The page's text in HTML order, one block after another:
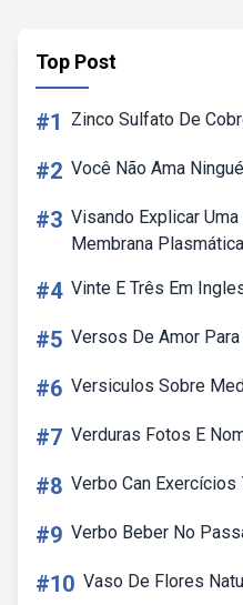
Top Post
#1 Zinco Sulfato De
#2 Você Não Ama
#3 Visando Explicar
Membrana Plasmática
#4 Vinte E Três Em
#5 Versos De Amor
#6 Versiculos Sobre
#7 Verduras Fotos E
#8 Verbo Can Exercícios
#9 Verbo Beber No
#10 Vaso De Flores